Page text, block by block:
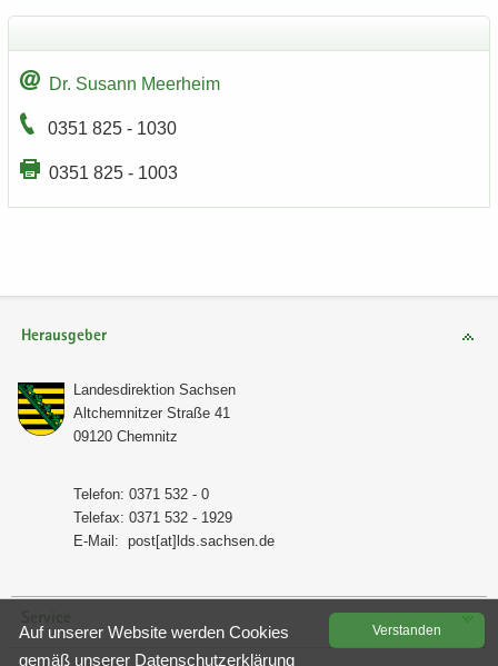
Dr. Su­sann Meer­heim
0351 825 - 1030
0351 825 - 1003
Herausgeber
Lan­des­di­rek­ti­on Sach­sen
Alt­chem­nit­zer Stra­ße 41
09120 Chem­nitz
Te­le­fon: 0371 532 - 0
Te­le­fax: 0371 532 - 1929
E-​Mail: post[at]lds.sach­sen.de
Ver­stan­den
Auf un­se­rer Web­site wer­den Coo­kies
gemäß un­se­rer Da­ten­schutz­er­klä­rung